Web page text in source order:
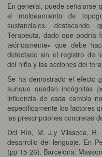
En general, puede señalarse
el moldeamiento de
sustanciales,
Terapeuta, dado que podría
teóricamente» que debe
detectado sin el registro de
del niño y las acciones del
Se ha demostrado el efecto
aunque quedan incógnitas
influencia de cada cambio
específicamente los factores
las prescripciones concretas
Del Río, M. J.y Vilaseca,
desarrollo del lenguaje. En
(pp 15-26). Barcelona: